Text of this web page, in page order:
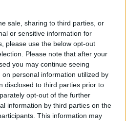
sale, sharing to third parties, or
or sensitive information for
please use the below opt-out
Please note that after your
you may continue seeing
personal information utilized by
disclosed to third parties prior to
opt-out of the further
information by third parties on the
This information may